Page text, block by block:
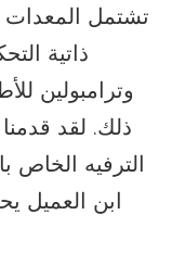
تشتمل المعدات
ذاتية
وترامبولين
ذلك. لقد قدمنا
الترفيه الخاص
ابن العميل